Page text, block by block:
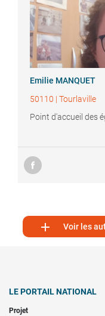
Emilie MANQUET
50110 | Tourlaville
Point d'accueil des
 Voir les
LE PORTAIL NATIONAL
Projet